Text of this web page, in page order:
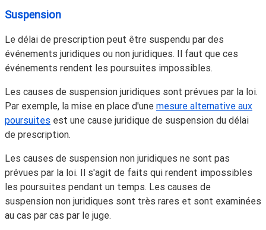
Suspension
Le délai de prescription peut être suspendu par des
événements juridiques ou non juridiques. Il faut que ces
événements rendent les poursuites impossibles.
Les causes de suspension juridiques sont prévues par la loi.
Par exemple, la mise en place d'une mesure alternative aux
poursuites est une cause juridique de suspension du délai
de prescription.
Les causes de suspension non juridiques ne sont pas
prévues par la loi. Il s'agit de faits qui rendent impossibles
les poursuites pendant un temps. Les causes de
suspension non juridiques sont très rares et sont examinées
au cas par cas par le juge.